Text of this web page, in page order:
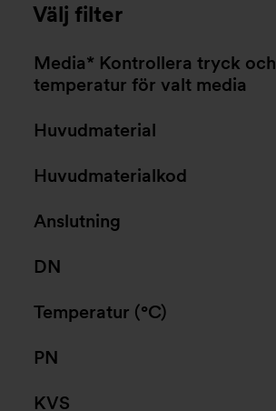
Välj filter
Media* Kontrollera tryck och
temperatur för valt media
Huvudmaterial
Huvudmaterialkod
Anslutning
DN
Temperatur (°C)
PN
KVS